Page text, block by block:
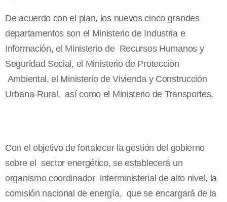
De acuerdo con el plan, los nuevos cinco grandes
departamentos son el Ministerio de Industria e
Información, el Ministerio de Recursos Humanos y
Seguridad Social, el Ministerio de Protección
Ambiental, el Ministerio de Vivienda y Construcción
Urbana-Rural, así como el Ministerio de Transportes.
Con el objetivo de fortalecer la gestión del gobierno
sobre el sector energético, se establecerá un
organismo coordinador interministerial de alto nivel, la
comisión nacional de energía, que se encargará de la